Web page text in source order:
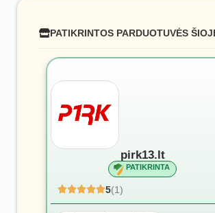
PATIKRINTOS PARDUOTUVĖS
pirk13.lt
PATIKRINTA
5(1)